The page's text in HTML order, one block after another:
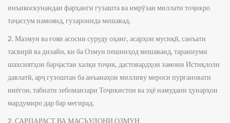
инъикоскунандаи фарҳанги гузашта ва имрӯзаи миллати тоҷикро
таҷассум намоянд, гузаронида мешавад.
2. Мазмун ва ғояи асосии суруду оҳанг, асарҳои мусиқӣ, санъати
тасвирӣ ва дизайн, ки ба Озмун пешниҳод мешаванд, тараннуми
шахсиятҳои барҷастаи халқи тоҷик, дастовардҳои замони Истиқлоли
давлатӣ, арҷ гузоштан ба анъанаҳои милливу мероси пурғановати
ниёгон, табиати зебоманзари Тоҷикистон ва эҳё намудани ҳунарҳои
мардумиро дар бар мегирад.
2. САРПАРАСТ ВА МАСЪУЛОНИ ОЗМУН